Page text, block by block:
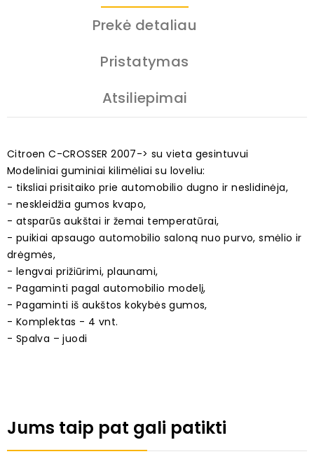
Prekė detaliau
Pristatymas
Atsiliepimai
Citroen C-CROSSER 2007-> su vieta gesintuvui
Modeliniai guminiai kilimėliai su loveliu:
- tiksliai prisitaiko prie automobilio dugno ir neslidinėja,
- neskleidžia gumos kvapo,
- atsparūs aukštai ir žemai temperatūrai,
- puikiai apsaugo automobilio saloną nuo purvo, smėlio ir
drėgmės,
- lengvai prižiūrimi, plaunami,
- Pagaminti pagal automobilio modelį,
- Pagaminti iš aukštos kokybės gumos,
- Komplektas - 4 vnt.
- Spalva – juodi
Jums taip pat gali patikti